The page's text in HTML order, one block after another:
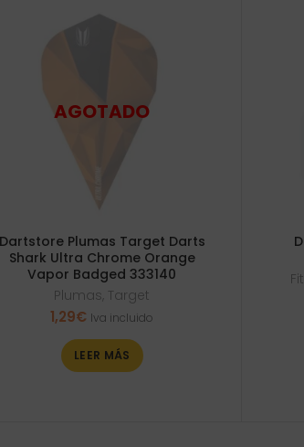
Dartstore Plumas Target Darts
Shark Ultra Chrome Orange
Vapor Badged 333140
Plumas, Target
1,29€ Iva incluido
LEER MÁS